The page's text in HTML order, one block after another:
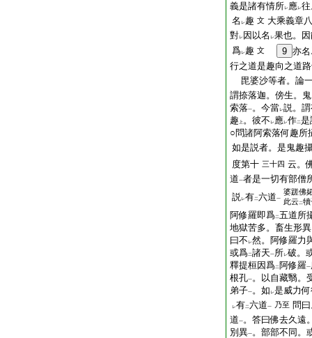
義是諸有情所レ應レ
名 レ趣 文 大乘義章
對レ 因以名 レ果也。
爲レ趣 文 9 亦
行之道是趣向之道
毘婆沙等者。論
謂捺落迦。傍生。
索落一。今當レ説。
趣
上 。彼不 レ應レ作二是
○問諸阿索落何趣所
如是説者。是鬼趣
度第十 三十四 云。
道一者是一切有部僧
説レ有二六道一
婆蹉佛
此云二犢
阿修羅即爲二五道所
地獄苦多。畜生形
曰不 レ然。阿修羅力
或爲二諸天一所レ破。
釋提桓因爲二 阿修羅一
根孔一。以自藏翳。
弟子一。如 レ是威力
レ有二六道一 乃至 問
道一。答曰佛去久遠
別異一。部部不同。